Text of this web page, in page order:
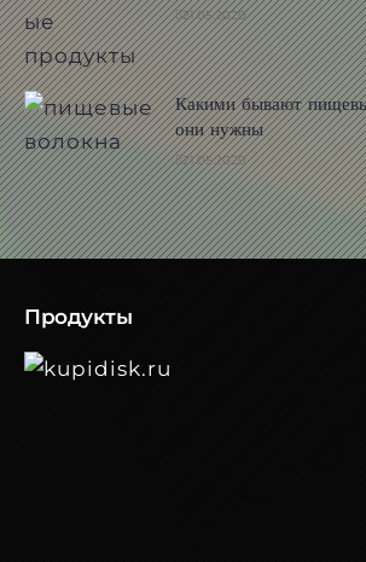
21.05.2020
Какими бывают
они нужны
21.05.2020
Продукты